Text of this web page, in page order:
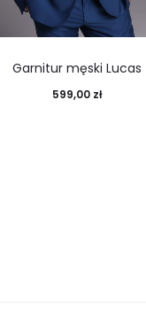
Garnitur męski Lucas
599,00 zł